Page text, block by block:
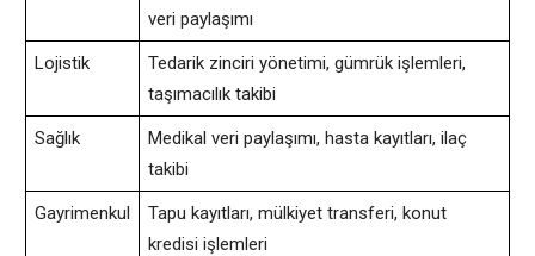
veri paylaşımı
Lojistik
Tedarik zinciri yönetimi, gümrük işlemleri,
taşımacılık takibi
Sağlık
Medikal veri paylaşımı, hasta kayıtları, ilaç
takibi
Gayrimenkul
Tapu kayıtları, mülkiyet transferi, konut
kredisi işlemleri